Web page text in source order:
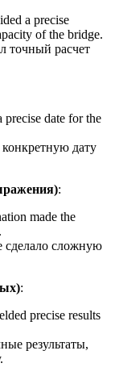
a precise
of the bridge.
точный расчет
date for the
дату
:
made the
сделало сложную
:
precise results
результаты,